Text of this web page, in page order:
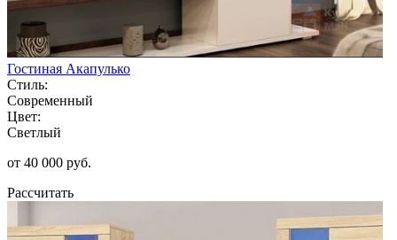
Гостиная Акапулько
Стиль:
Современный
Цвет:
Светлый
от 40 000 руб.
Рассчитать